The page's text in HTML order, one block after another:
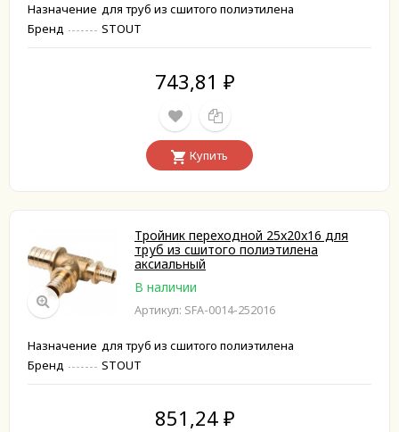
Назначение для труб из сшитого полиэтилена
Бренд
STOUT
743,81 ₽
Купить
Тройник переходной 25x20x16 для
труб из сшитого полиэтилена
аксиальный
В наличии
Артикул: SFA-0014-252016
Назначение для труб из сшитого полиэтилена
Бренд
STOUT
851,24 ₽